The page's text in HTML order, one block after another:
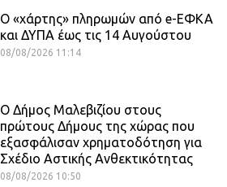
Ο «χάρτης» πληρωμών από e-ΕΦΚΑ
και ΔΥΠΑ έως τις 14 Αυγούστου
08/08/2026 11:14
Ο Δήμος Μαλεβιζίου στους
πρώτους Δήμους της χώρας που
εξασφάλισαν χρηματοδότηση για
Σχέδιο Αστικής Ανθεκτικότητας
08/08/2026 10:50